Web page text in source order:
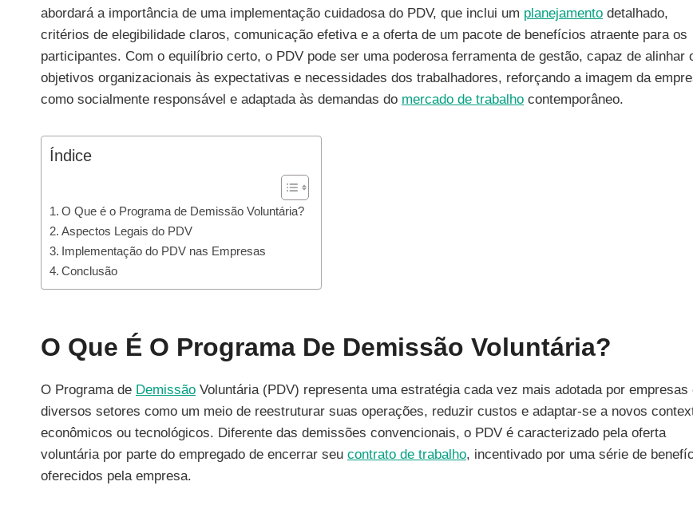
abordará a importância de uma implementação cuidadosa do PDV, que inclui um planejamento detalhado,
critérios de elegibilidade claros, comunicação efetiva e a oferta de um pacote de benefícios atraente para os
participantes. Com o equilíbrio certo, o PDV pode ser uma poderosa ferramenta de gestão, capaz de alinhar
objetivos organizacionais às expectativas e necessidades dos trabalhadores, reforçando a imagem da
como socialmente responsável e adaptada às demandas do mercado de trabalho contemporâneo.
Índice
O Que é o Programa de Demissão Voluntária?
Aspectos Legais do PDV
Implementação do PDV nas Empresas
Conclusão
O Que É O Programa De Demissão Voluntária?
O Programa de Demissão Voluntária (PDV) representa uma estratégia cada vez mais adotada por empresas
diversos setores como um meio de reestruturar suas operações, reduzir custos e adaptar-se a novos
econômicos ou tecnológicos. Diferente das demissões convencionais, o PDV é caracterizado pela oferta
voluntária por parte do empregado de encerrar seu contrato de trabalho, incentivado por uma série de
oferecidos pela empresa.